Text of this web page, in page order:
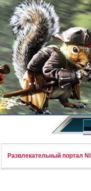
Развлекательный портал